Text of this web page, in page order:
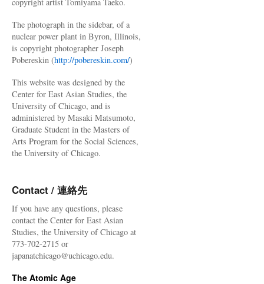
The photograph in the sidebar, of a
nuclear power plant in Byron, Illinois,
is copyright photographer Joseph
Pobereskin (http://pobereskin.com/)
This website was designed by the
Center for East Asian Studies, the
University of Chicago, and is
administered by Masaki Matsumoto,
Graduate Student in the Masters of
Arts Program for the Social Sciences,
the University of Chicago.
Contact / 連絡先
If you have any questions, please
contact the Center for East Asian
Studies, the University of Chicago at
773-702-2715 or
japanatchicago@uchicago.edu.
The Atomic Age